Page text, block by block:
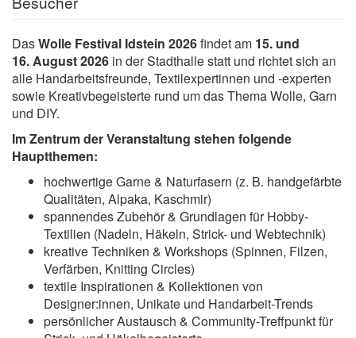
DasWolle Festival Idstein 2026findet am 15. und
16. August 2026 in der Stadthalle statt und richtet sich an
alle Handarbeitsfreunde, Textilexpertinnen und -experten
sowie Kreativbegeisterte rund um das Thema Wolle, Garn
und DIY.
Im Zentrum der Veranstaltung stehen folgende
Hauptthemen:
hochwertige Garne & Naturfasern (z. B. handgefärbte
Qualitäten, Alpaka, Kaschmir)
spannendes Zubehör & Grundlagen für Hobby-
Textilien (Nadeln, Häkeln, Strick- und Webtechnik)
kreative Techniken & Workshops (Spinnen, Filzen,
Verfärben, Knitting Circles)
textile Inspirationen & Kollektionen von
Designer:innen, Unikate und Handarbeit-Trends
persönlicher Austausch & Community-Treffpunkt für